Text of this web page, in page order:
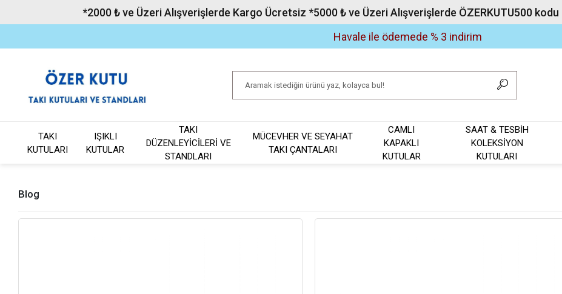
*2000 ₺ ve Üzeri Alışverişlerde Kargo Ücretsiz *5000 ₺ ve Üzeri Alışverişlerde ÖZERKUTU500
Havale ile ödemede % 3 indirim
TAKI
KUTULARI
IŞIKLI
KUTULAR
TAKI
DÜZENLEYİCİLERİ VE
STANDLARI
MÜCEVHER VE SEYAHAT
TAKI ÇANTALARI
CAMLI
KAPAKLI
KUTULAR
SAAT & TESBİH
KOLEKSİYON
KUTULARI
Blog